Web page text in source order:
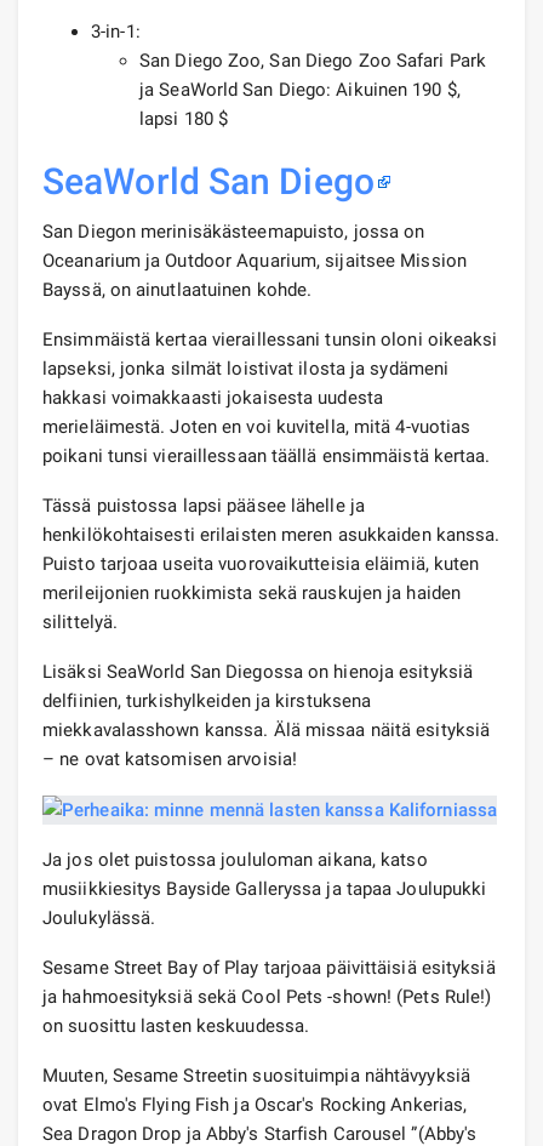
3-in-1:
San Diego Zoo, San Diego Zoo Safari Park
ja SeaWorld San Diego: Aikuinen 190 $,
lapsi 180 $
SeaWorld San Diego
San Diegon merinisäkästeemapuisto, jossa on
Oceanarium ja Outdoor Aquarium, sijaitsee Mission
Bayssä, on ainutlaatuinen kohde.
Ensimmäistä kertaa vieraillessani tunsin oloni oikeaksi
lapseksi, jonka silmät loistivat ilosta ja sydämeni
hakkasi voimakkaasti jokaisesta uudesta
merieläimestä. Joten en voi kuvitella, mitä 4-vuotias
poikani tunsi vieraillessaan täällä ensimmäistä kertaa.
Tässä puistossa lapsi pääsee lähelle ja
henkilökohtaisesti erilaisten meren asukkaiden kanssa.
Puisto tarjoaa useita vuorovaikutteisia eläimiä, kuten
merileijonien ruokkimista sekä rauskujen ja haiden
silittelyä.
Lisäksi SeaWorld San Diegossa on hienoja esityksiä
delfiinien, turkishylkeiden ja kirstuksena
miekkavalasshown kanssa. Älä missaa näitä esityksiä
– ne ovat katsomisen arvoisia!
Ja jos olet puistossa joululoman aikana, katso
musiikkiesitys Bayside Galleryssa ja tapaa Joulupukki
Joulukylässä.
Sesame Street Bay of Play tarjoaa päivittäisiä esityksiä
ja hahmoesityksiä sekä Cool Pets -shown! (Pets Rule!)
on suosittu lasten keskuudessa.
Muuten, Sesame Streetin suosituimpia nähtävyyksiä
ovat Elmo's Flying Fish ja Oscar's Rocking Ankerias,
Sea Dragon Drop ja Abby's Starfish Carousel ”(Abby's